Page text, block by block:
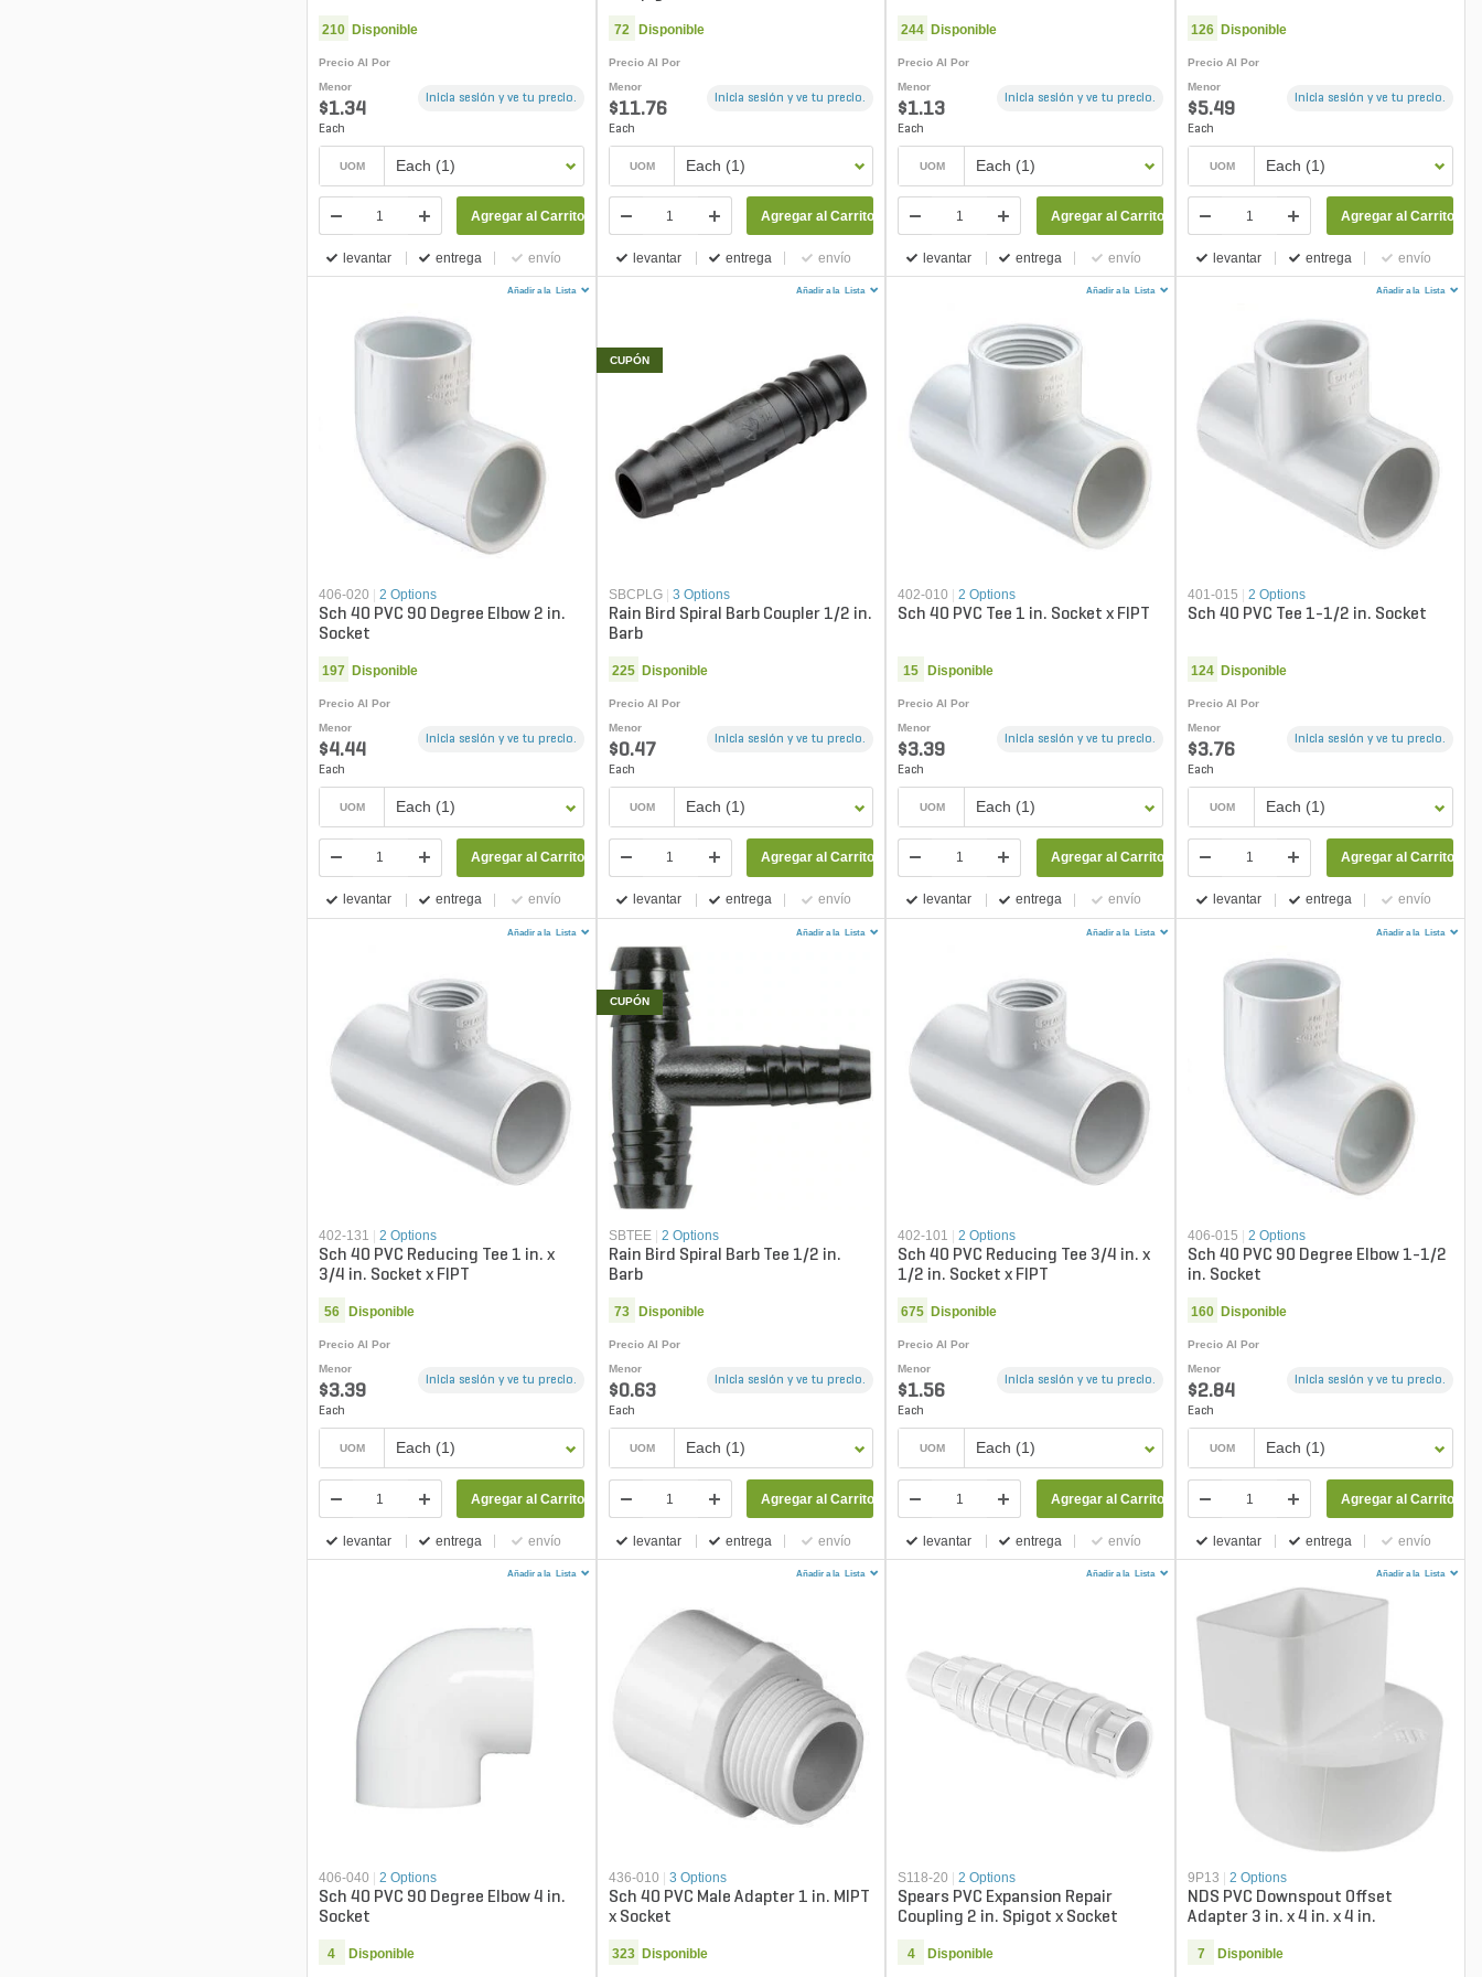
210 Disponible
Precio Al Por
Menor
$1.34
Each
Inicia sesión y ve tu precio.
UOM Each (1)
Agregar al Carrito
levantar entrega envío
72 Disponible
Precio Al Por
Menor
$11.76
Each
Inicia sesión y ve tu precio.
UOM Each (1)
Agregar al Carrito
levantar entrega envío
244 Disponible
Precio Al Por
Menor
$1.13
Each
Inicia sesión y ve tu precio.
UOM Each (1)
Agregar al Carrito
levantar entrega envío
126 Disponible
Precio Al Por
Menor
$5.49
Each
Inicia sesión y ve tu precio.
UOM Each (1)
Agregar al Carrito
levantar entrega envío
Añadir a la Lista
406-020 2 Options
Sch 40 PVC 90 Degree Elbow 2 in.
Socket
197 Disponible
Precio Al Por
Menor
$4.44
Each
Inicia sesión y ve tu precio.
UOM Each (1)
Agregar al Carrito
levantar entrega envío
Añadir a la Lista
CUPÓN
SBCPLG 3 Options
Rain Bird Spiral Barb Coupler 1/2 in.
Barb
225 Disponible
Precio Al Por
Menor
$0.47
Each
Inicia sesión y ve tu precio.
UOM Each (1)
Agregar al Carrito
levantar entrega envío
Añadir a la Lista
402-010 2 Options
Sch 40 PVC Tee 1 in. Socket x FIPT
15 Disponible
Precio Al Por
Menor
$3.39
Each
Inicia sesión y ve tu precio.
UOM Each (1)
Agregar al Carrito
levantar entrega envío
Añadir a la Lista
401-015 2 Options
Sch 40 PVC Tee 1-1/2 in. Socket
124 Disponible
Precio Al Por
Menor
$3.76
Each
Inicia sesión y ve tu precio.
UOM Each (1)
Agregar al Carrito
levantar entrega envío
Añadir a la Lista
402-131 2 Options
Sch 40 PVC Reducing Tee 1 in. x
3/4 in. Socket x FIPT
56 Disponible
Precio Al Por
Menor
$3.39
Each
Inicia sesión y ve tu precio.
UOM Each (1)
Agregar al Carrito
levantar entrega envío
Añadir a la Lista
CUPÓN
SBTEE 2 Options
Rain Bird Spiral Barb Tee 1/2 in.
Barb
73 Disponible
Precio Al Por
Menor
$0.63
Each
Inicia sesión y ve tu precio.
UOM Each (1)
Agregar al Carrito
levantar entrega envío
Añadir a la Lista
402-101 2 Options
Sch 40 PVC Reducing Tee 3/4 in. x
1/2 in. Socket x FIPT
675 Disponible
Precio Al Por
Menor
$1.56
Each
Inicia sesión y ve tu precio.
UOM Each (1)
Agregar al Carrito
levantar entrega envío
Añadir a la Lista
406-015 2 Options
Sch 40 PVC 90 Degree Elbow 1-1/2
in. Socket
160 Disponible
Precio Al Por
Menor
$2.84
Each
Inicia sesión y ve tu precio.
UOM Each (1)
Agregar al Carrito
levantar entrega envío
Añadir a la Lista
406-040 2 Options
Sch 40 PVC 90 Degree Elbow 4 in.
Socket
4 Disponible
Añadir a la Lista
436-010 3 Options
Sch 40 PVC Male Adapter 1 in. MIPT
x Socket
323 Disponible
Añadir a la Lista
S118-20 2 Options
Spears PVC Expansion Repair
Coupling 2 in. Spigot x Socket
4 Disponible
Añadir a la Lista
9P13 2 Options
NDS PVC Downspout Offset
Adapter 3 in. x 4 in. x 4 in.
7 Disponible